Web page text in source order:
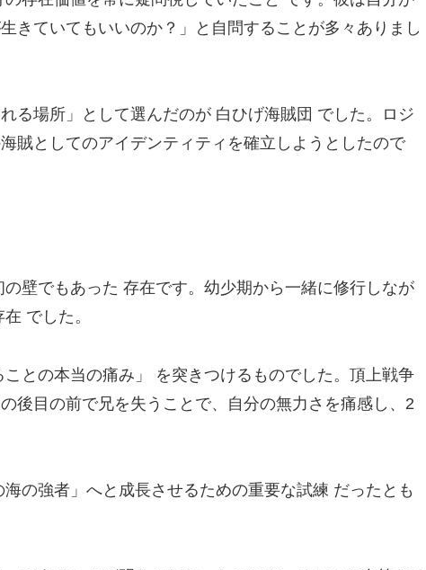
きていてもいいのか？」と自問することが多々ありまし
る場所」として選んだのが 白ひげ海賊団 でした。ロジ
賊としてのアイデンティティを確立しようとしたので
壁でもあった 存在です。幼少期から一緒に修行しなが
でした。
との本当の痛み」 を突きつけるものでした。頂上戦争
後目の前で兄を失うことで、自分の無力さを痛感し、2
の強者」へと成長させるための重要な試練 だったとも